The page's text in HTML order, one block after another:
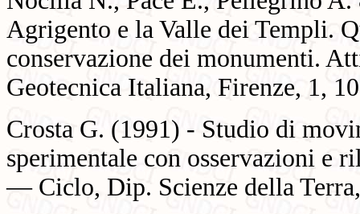
Agrigento e la Valle dei Templi.
conservazione dei monumenti.
Geotecnica Italiana, Firenze, 1,
Crosta G. (1991) - Studio di
sperimentale con osservazioni e
— Ciclo, Dip. Scienze della